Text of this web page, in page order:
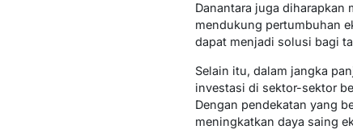
Danantara juga diharapkan
mendukung pertumbuhan
dapat menjadi solusi bagi
Selain itu, dalam jangka
investasi di sektor-sektor
Dengan pendekatan yang
meningkatkan daya saing